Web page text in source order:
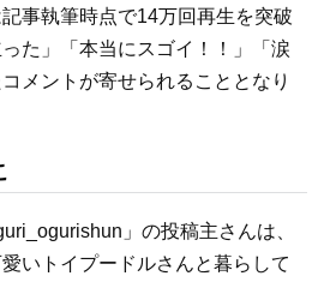
事執筆時点で14万回再生を突破
た」「本当にスゴイ！！」「涙
メントが寄せられることとなり
」の投稿主さんは、
いトイプードルさんと暮らして